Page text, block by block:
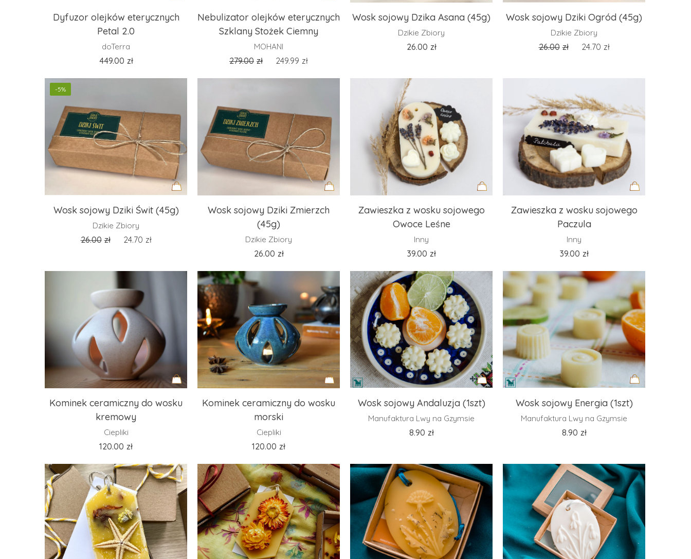
Dyfuzor olejków eterycznych
Petal 2.0
doTerra
449.00 zł
do
Nebulizator olejków eterycznych
Szklany Stożek Ciemny
MOHANI
279.00 zł 249.99 zł
do
Wosk sojowy Dzika Asana (45g)
Dzikie Zbiory
26.00 zł
do
Wosk sojowy Dziki Ogród (45g)
Dzikie Zbiory
26.00 zł 24.70 zł
-5%
Wosk sojowy Dziki Świt (45g)
Dzikie Zbiory
26.00 zł 24.70 zł
Wosk sojowy Dziki Zmierzch
(45g)
Dzikie Zbiory
26.00 zł
Zawieszka z wosku sojowego
Owoce Leśne
Inny
39.00 zł
Zawieszka z wosku sojowego
Paczula
Inny
39.00 zł
do
Kominek ceramiczny do wosku
kremowy
Ciepliki
120.00 zł
do
Kominek ceramiczny do wosku
morski
Ciepliki
120.00 zł
Wosk sojowy Andaluzja (1szt)
Manufaktura Lwy na Gzymsie
8.90 zł
Wosk sojowy Energia (1szt)
Manufaktura Lwy na Gzymsie
8.90 zł